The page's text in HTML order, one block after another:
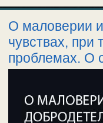
О маловерии
чувствах, при
проблемах. О